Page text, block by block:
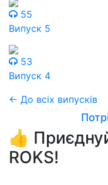
55
Випуск 5
53
Випуск 4
← До всіх випусків
👍
ROKS!